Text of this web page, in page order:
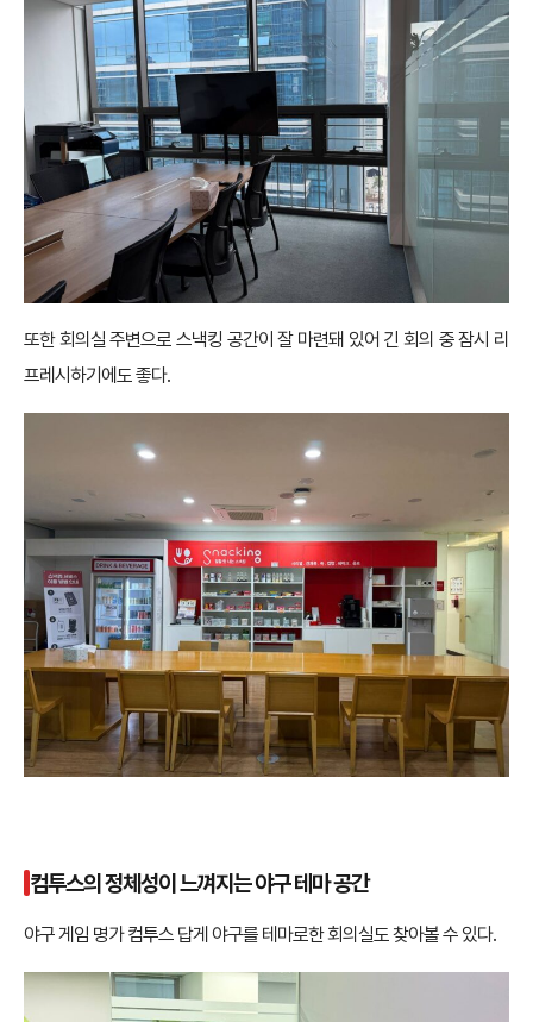
또한 회의실 주변으로 스낵킹 공간이 잘 마련돼 있어 긴 회의 중 잠시 리
프레시하기에도 좋다.
컴투스의 정체성이 느껴지는 야구 테마 공간
야구 게임 명가 컴투스 답게 야구를 테마로한 회의실도 찾아볼 수 있다.